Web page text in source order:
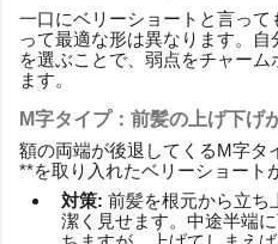
一口にベリーショートと言って
って最適な形は異なります。
を選ぶことで、弱点をチャー
ます。
M字タイプ：前髪の上げ下げ
額の両端が後退してくるM字タ
**を取り入れたベリーショート
対策: 前髪を根元から立ち
潔く見せます。中途半端